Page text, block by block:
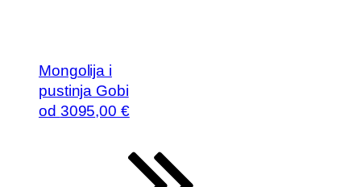
Mongolija i
pustinja Gobi
od 3095,00 €